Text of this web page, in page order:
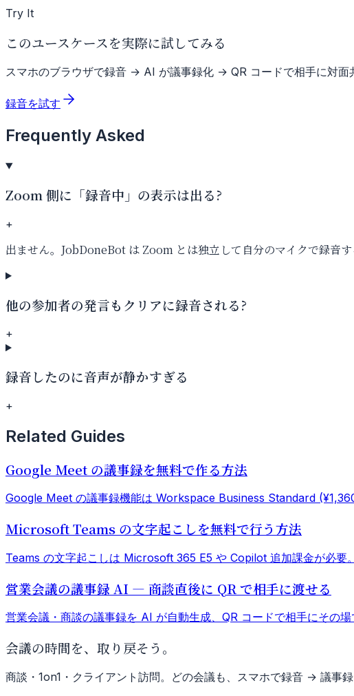
Try It
このユースケースを実際に試してみる
スマホのブラウザで録音 → AI が議事録化 → QR コードで相手に対面
録音を試す
Frequently Asked
Zoom 側に「録音中」の表示は出る?
+
出ません。JobDoneBot は Zoom とは独立して自分のマイクで録音
他の参加者の発言もクリアに録音される?
+
録音したのに音声が静かすぎる
+
Related Guides
Google Meet の議事録を無料で作る方法
Google Meet の議事録機能は Workspace Business Standard
Microsoft Teams の文字起こしを無料で行う方法
Teams の文字起こしは Microsoft 365 E5 や Copilot 追加課金が必
営業会議の議事録 AI — 商談直後に QR で相手に渡せる
営業会議・商談の議事録を AI が自動生成、QR コードで相手にその
会議の時間を、取り戻そう。
商談・1on1・クライアント訪問。どの会議も、スマホで録音 → 議事